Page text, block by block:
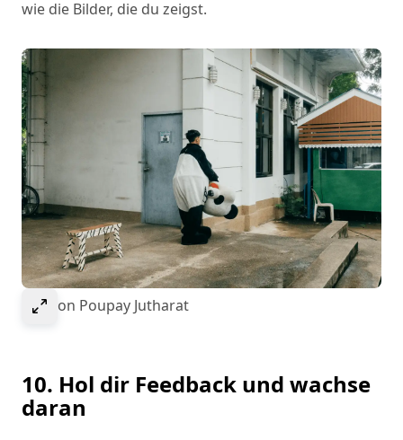
wie die Bilder, die du zeigst.
Select to expand image
Bild von Poupay Jutharat
10. Hol dir Feedback und wachse
daran